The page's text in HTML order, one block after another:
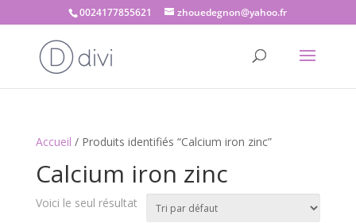
0024177855621 zhouedegnon@yahoo.fr
Accueil / Produits identifiés “Calcium iron zinc”
Calcium iron zinc
Voici le seul résultat